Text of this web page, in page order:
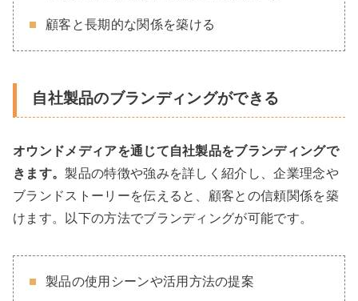
顧客と長期的な関係を築ける
自社製品のブランディングができる
オウンドメディアを通じて自社製品をブランディングで
きます。製品の特徴や強みを詳しく紹介し、企業理念や
ブランドストーリーを伝えると、顧客との信頼関係を築
けます。以下の方法でブランディングが可能です。
製品の使用シーンや活用方法の提案